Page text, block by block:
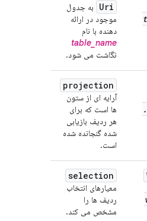
Uri
به جدول
موجود در ارائه
دهنده با نام
table_name
نگاشت می شود.
.
projection
آرایه ای از ستون
ها است که برای
هر ردیف بازیابی
شده گنجانده شده
است.
selection
معیارهای انتخاب
ردیف ها را
مشخص می کند.